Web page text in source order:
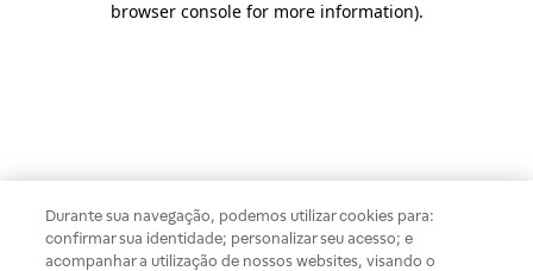
browser console for more information).
Durante sua navegação, podemos utilizar cookies para:
confirmar sua identidade; personalizar seu acesso; e
acompanhar a utilização de nossos websites, visando o